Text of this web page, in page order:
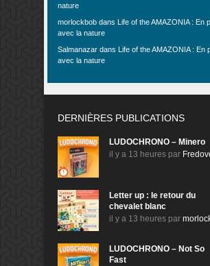
nature
morlockbob dans Life of the AMAZONIA : En
avec la nature
Salmanazar dans Life of the AMAZONIA : En
avec la nature
DERNIÈRES PUBLICATIONS
LUDOCHRONO – Minero
il y a 13 heures par
Letter up : le retour du
chevalet blanc
il y a 13 heures par
LUDOCHRONO – Not So
Fast